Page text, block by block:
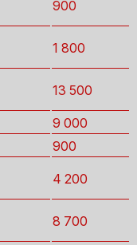
900
1 800
13 500
9 000
900
4 200
8 700